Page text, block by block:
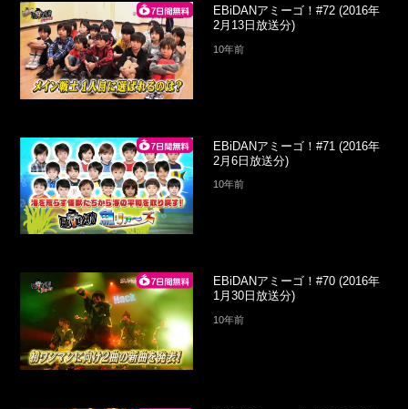
EBiDANアミーゴ！#72 (2016年
2月13日放送分)
10年前
EBiDANアミーゴ！#71 (2016年
2月6日放送分)
10年前
EBiDANアミーゴ！#70 (2016年
1月30日放送分)
10年前